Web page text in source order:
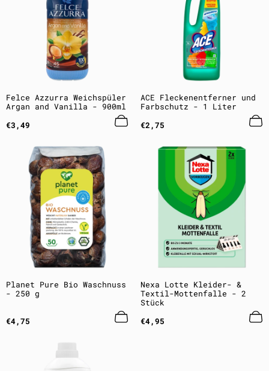
Felce Azzurra Weichspüler
Argan and Vanilla - 900ml
Regulärer
Preis
€3,49
ACE Fleckenentferner und
Farbschutz - 1 Liter
Regulärer
Preis
€2,75
Planet Pure Bio Waschnuss
- 250 g
Regulärer
Preis
€4,75
Nexa Lotte Kleider- &
Textil-Mottenfalle - 2
Stück
Regulärer
Preis
€4,95